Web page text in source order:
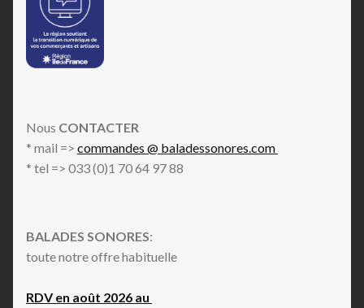
Nous CONTACTER
* mail => commandes @ baladessonores.com
* tel => 033 (0)1 70 64 97 88
BALADES SONORES:
toute notre offre habituelle
RDV en août 2026 au